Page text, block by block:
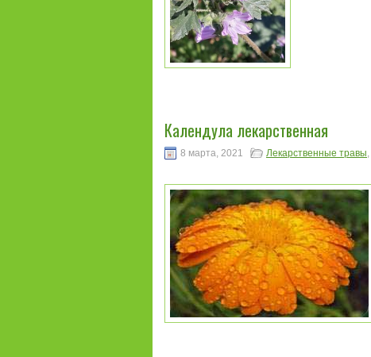
Календула лекарственная
8 марта, 2021 Лекарственные травы,